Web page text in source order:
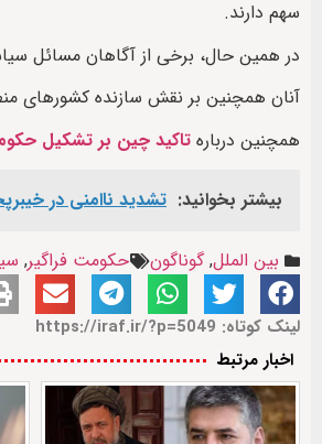
سهم دارند.
در همین حال، برخی از آگاهان مسائل
آنان همچنین بر نقش سازنده کشورهای
همچنین درباره تاکید چین بر تشکیل
بیشتر بخوانید: تشدید ناامنی در خیبرپختونخوا؛ ۱۰ عضو تی‌تی‌پی در درگیری
بین الملل,گوناگون حکومت فراگیر,
لینک کوتاه: https://iraf.ir/?p=5049
اخبار مرتبط